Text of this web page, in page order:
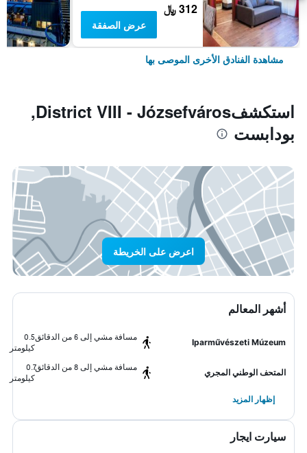
312 ﷼
عرض الصفقة
مشاهدة الفنادق الأخرى الموصى بها
استكشفDistrict VIII - Józsefváros,
بودابست
اعرض على الخريطة
أشهر المعالم
Iparművészeti Múzeum
مسافة مشي إلى 6 من الدقائق
0.5
كيلومتر
المتحف الوطني المجري
مسافة مشي إلى 8 من الدقائق
0.7
كيلومتر
إظهار المزيد
سيارت ايجار